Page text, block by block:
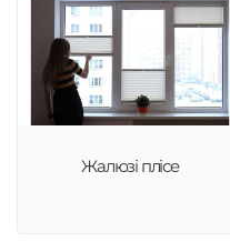
Жалюзі плісе